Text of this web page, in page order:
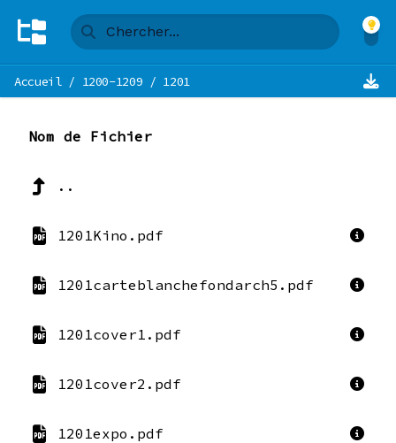
Accueil/ 1200-1209 / 1201
Nom de Fichier
..
1201Kino.pdf
1201carteblanchefondarch5.pdf
1201cover1.pdf
1201cover2.pdf
1201expo.pdf